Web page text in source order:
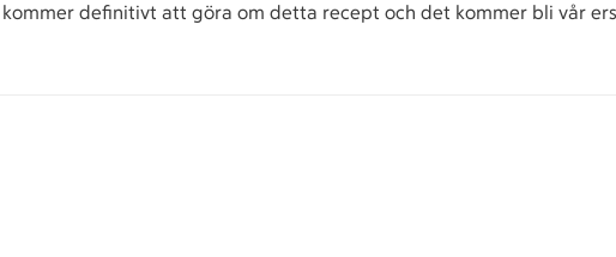
definitivt att göra om detta recept och det kommer bli vår